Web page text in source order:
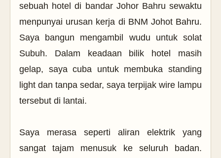
sebuah hotel di bandar Johor Bahru sewaktu
menpunyai urusan kerja di BNM Johot Bahru.
Saya bangun mengambil wudu untuk solat
Subuh. Dalam keadaan bilik hotel masih
gelap, saya cuba untuk membuka standing
light dan tanpa sedar, saya terpijak wire lampu
tersebut di lantai.
Saya merasa seperti aliran elektrik yang
sangat tajam menusuk ke seluruh badan.